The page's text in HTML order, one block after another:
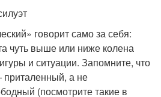
говорит само за себя:
чуть выше или ниже колена
и ситуации. Запомните, что
а не
(посмотрите такие в